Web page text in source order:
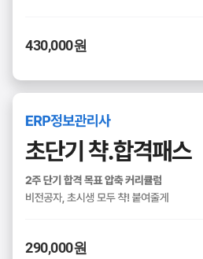
430,000원
290,000원